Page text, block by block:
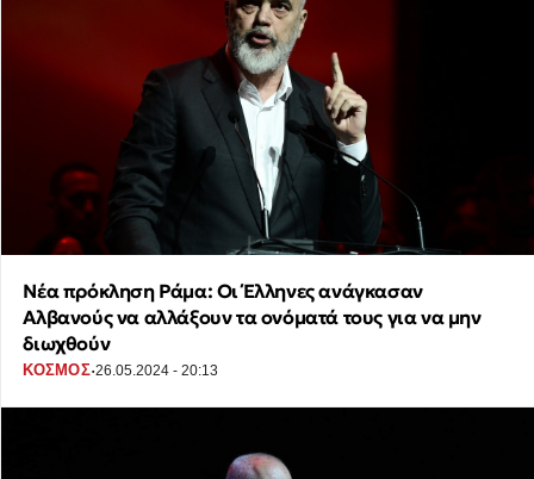
Νέα πρόκληση Ράμα: Οι Έλληνες ανάγκασαν
Αλβανούς να αλλάξουν τα ονόματά τους για να μην
διωχθούν
ΚΟΣΜΟΣ·26.05.2024 - 20:13